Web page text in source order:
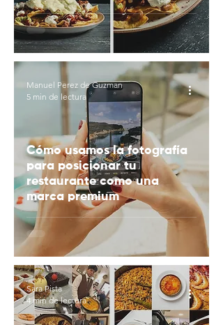
Cómo usamos la fotografía
para posicionar tu
restaurante como una
marca premium
Manuel Perez de Guzman
5 min de lectura
Sara Pista
4 min de lectura